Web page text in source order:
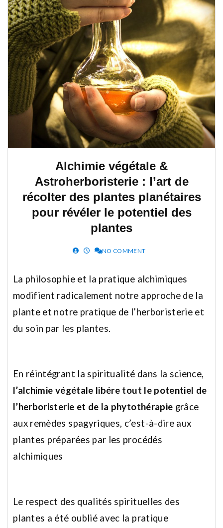
Alchimie végétale &
Astroherboristerie : l’art de
récolter des plantes planétaires
pour révéler le potentiel des
plantes
NO COMMENT
La philosophie et la pratique alchimiques
modifient radicalement notre approche de la
plante et notre pratique de l’herboristerie et
du soin par les plantes.
En réintégrant la spiritualité dans la science,
l’alchimie végétale libére tout le potentiel de
l’herboristerie et de la phytothérapie grâce
aux remèdes spagyriques, c’est-à-dire aux
plantes préparées par les procédés
alchimiques
Le respect des qualités spirituelles des
plantes a été oublié avec la pratique